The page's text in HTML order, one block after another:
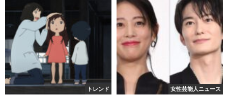
トレンド 女性芸能人ニュース